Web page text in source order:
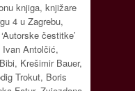
knjiga, knjižare
4 u Zagrebu,
čestitke’
Antolčić,
Krešimir Bauer,
Trokut, Boris